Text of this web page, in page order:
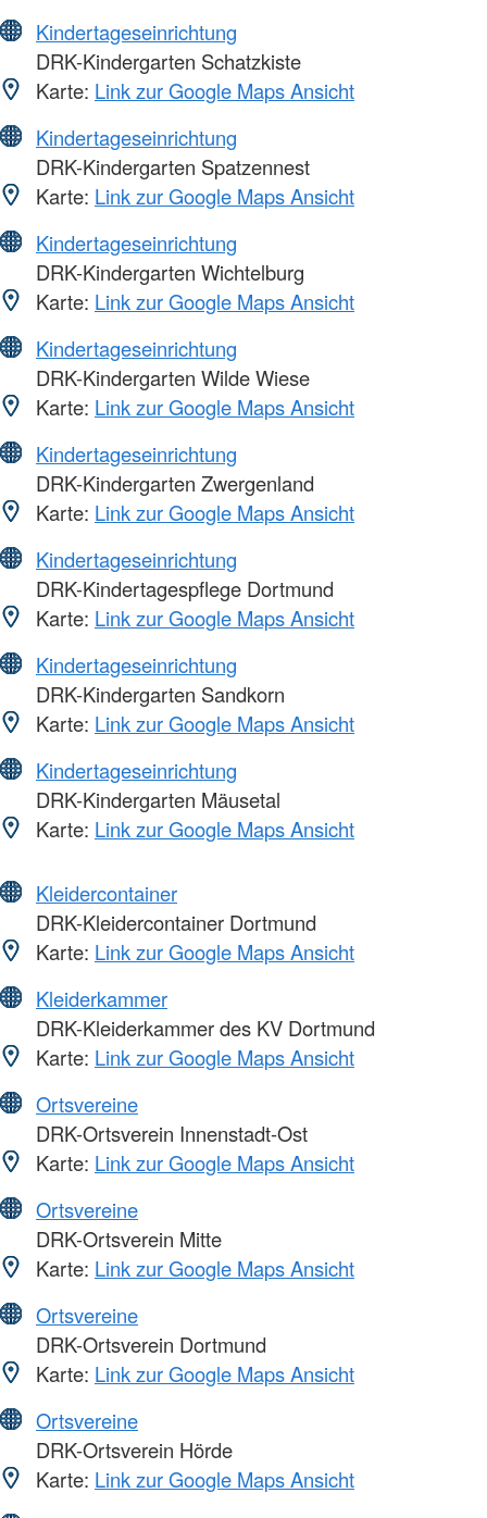
Kindertageseinrichtung
DRK-Kindergarten Schatzkiste
Karte: Link zur Google Maps Ansicht
Kindertageseinrichtung
DRK-Kindergarten Spatzennest
Karte: Link zur Google Maps Ansicht
Kindertageseinrichtung
DRK-Kindergarten Wichtelburg
Karte: Link zur Google Maps Ansicht
Kindertageseinrichtung
DRK-Kindergarten Wilde Wiese
Karte: Link zur Google Maps Ansicht
Kindertageseinrichtung
DRK-Kindergarten Zwergenland
Karte: Link zur Google Maps Ansicht
Kindertageseinrichtung
DRK-Kindertagespflege Dortmund
Karte: Link zur Google Maps Ansicht
Kindertageseinrichtung
DRK-Kindergarten Sandkorn
Karte: Link zur Google Maps Ansicht
Kindertageseinrichtung
DRK-Kindergarten Mäusetal
Karte: Link zur Google Maps Ansicht
Kleidercontainer
DRK-Kleidercontainer Dortmund
Karte: Link zur Google Maps Ansicht
Kleiderkammer
DRK-Kleiderkammer des KV Dortmund
Karte: Link zur Google Maps Ansicht
Ortsvereine
DRK-Ortsverein Innenstadt-Ost
Karte: Link zur Google Maps Ansicht
Ortsvereine
DRK-Ortsverein Mitte
Karte: Link zur Google Maps Ansicht
Ortsvereine
DRK-Ortsverein Dortmund
Karte: Link zur Google Maps Ansicht
Ortsvereine
DRK-Ortsverein Hörde
Karte: Link zur Google Maps Ansicht